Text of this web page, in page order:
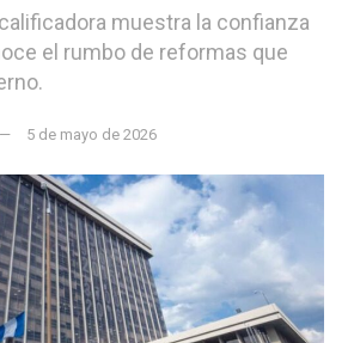
muestra la confianza
el rumbo de reformas que
5 de mayo de 2026